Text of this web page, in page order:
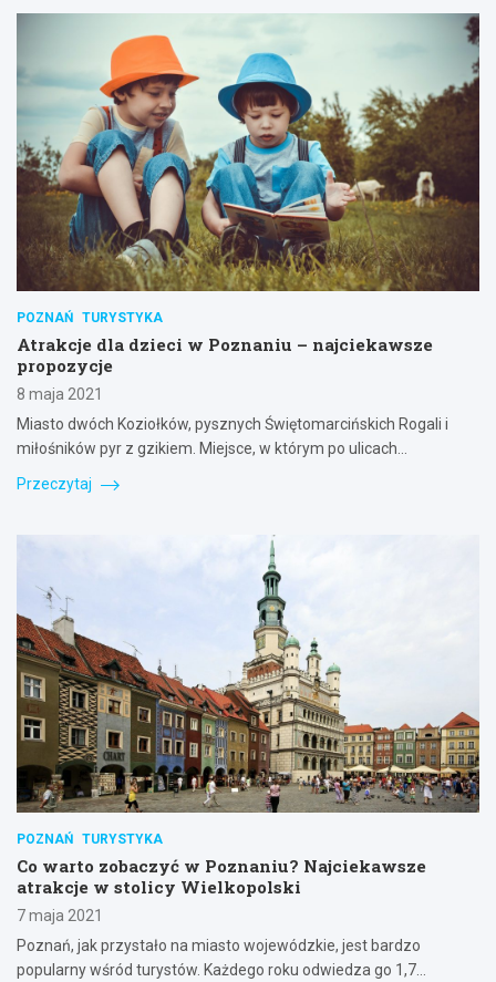
POZNAŃ TURYSTYKA
Atrakcje dla dzieci w Poznaniu – najciekawsze
propozycje
8 maja 2021
Miasto dwóch Koziołków, pysznych Świętomarcińskich Rogali i
miłośników pyr z gzikiem. Miejsce, w którym po ulicach…
Przeczytaj
POZNAŃ TURYSTYKA
Co warto zobaczyć w Poznaniu? Najciekawsze
atrakcje w stolicy Wielkopolski
7 maja 2021
Poznań, jak przystało na miasto wojewódzkie, jest bardzo
popularny wśród turystów. Każdego roku odwiedza go 1,7…